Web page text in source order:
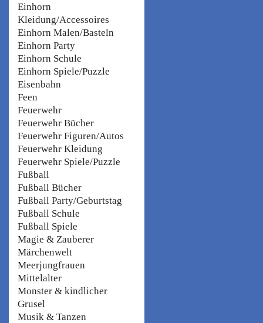
Einhorn
Kleidung/Accessoires
Einhorn Malen/Basteln
Einhorn Party
Einhorn Schule
Einhorn Spiele/Puzzle
Eisenbahn
Feen
Feuerwehr
Feuerwehr Bücher
Feuerwehr Figuren/Autos
Feuerwehr Kleidung
Feuerwehr Spiele/Puzzle
Fußball
Fußball Bücher
Fußball Party/Geburtstag
Fußball Schule
Fußball Spiele
Magie & Zauberer
Märchenwelt
Meerjungfrauen
Mittelalter
Monster & kindlicher
Grusel
Musik & Tanzen